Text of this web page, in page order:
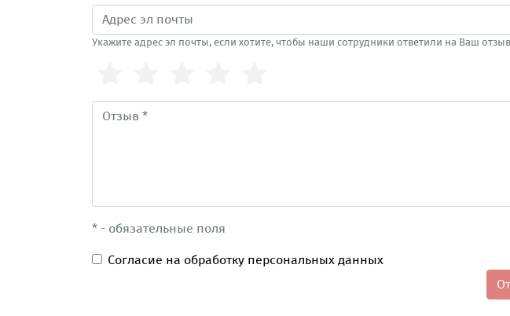
Укажите адрес эл почты, если хотите, чтобы наши сотрудники ответили на Ваш отзыв
* - обязательные поля
Согласие на обработку персональных данных